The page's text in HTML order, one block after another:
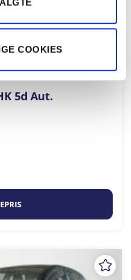
COOKIES
5d Aut.